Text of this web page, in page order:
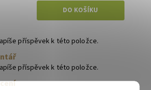
příspěvek k této položce.
příspěvek k této položce.